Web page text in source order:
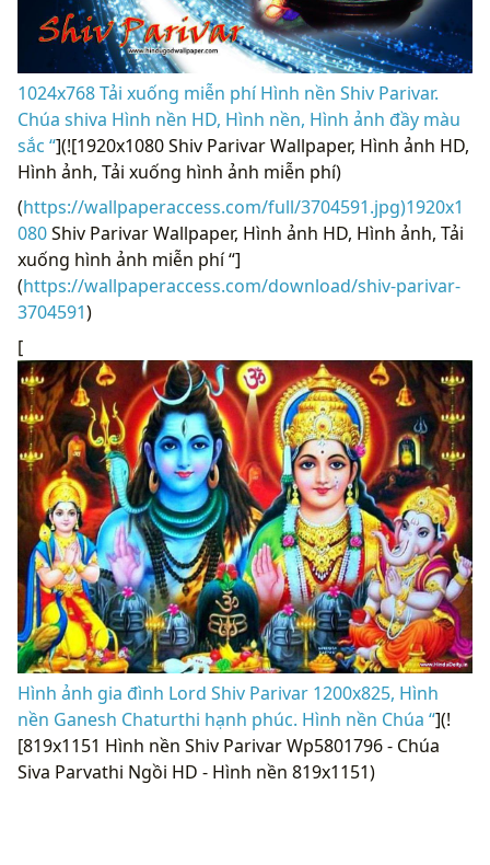
1024x768 Tải xuống miễn phí Hình nền Shiv Parivar.
Chúa shiva Hình nền HD, Hình nền, Hình ảnh đầy màu
sắc “](![1920x1080 Shiv Parivar Wallpaper, Hình ảnh HD,
Hình ảnh, Tải xuống hình ảnh miễn phí)
(https://wallpaperaccess.com/full/3704591.jpg)1920x1
080Shiv Parivar Wallpaper, Hình ảnh HD, Hình ảnh, Tải
xuống hình ảnh miễn phí “]
(https://wallpaperaccess.com/download/shiv-parivar-
3704591)
[
Hình ảnh gia đình Lord Shiv Parivar 1200x825, Hình
nền Ganesh Chaturthi hạnh phúc. Hình nền Chúa “](!
[819x1151 Hình nền Shiv Parivar Wp5801796 - Chúa
Siva Parvathi Ngồi HD - Hình nền 819x1151)